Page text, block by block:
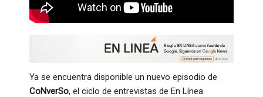
Ya se encuentra disponible un nuevo episodio de
CoNverSo, el ciclo de entrevistas de En Línea